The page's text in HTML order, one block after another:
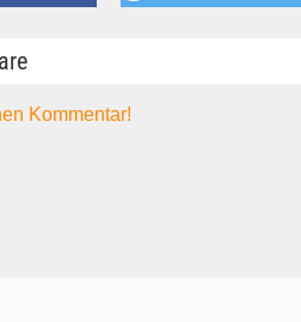
Kommentar!